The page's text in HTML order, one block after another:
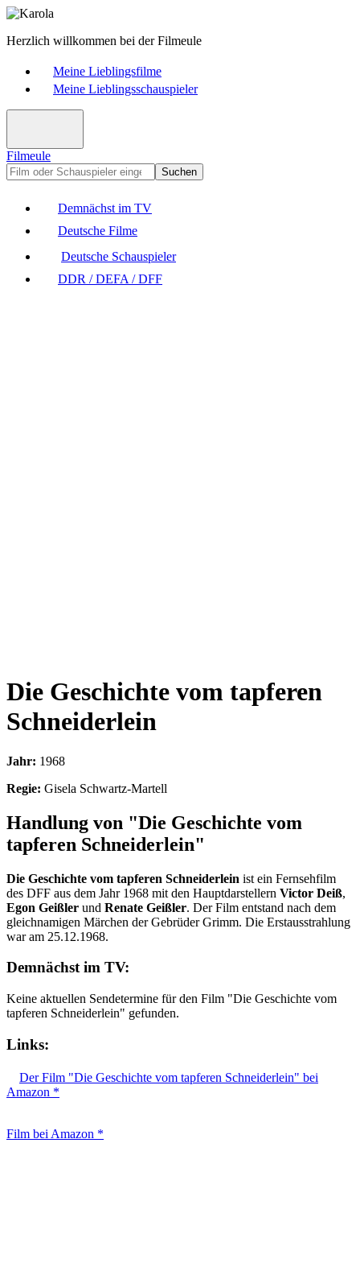
Herzlich willkommen bei der Filmeule
Meine Lieblingsfilme
Meine Lieblingsschauspieler
Filmeule
Suchen
Demnächst im TV
Deutsche Filme
Deutsche Schauspieler
DDR / DEFA / DFF
Die Geschichte vom tapferen
Schneiderlein
Jahr: 1968
Regie: Gisela Schwartz-Martell
Handlung von "Die Geschichte vom
tapferen Schneiderlein"
Die Geschichte vom tapferen Schneiderlein ist ein Fernsehfilm
des DFF aus dem Jahr 1968 mit den Hauptdarstellern Victor Deiß,
Egon Geißler und Renate Geißler. Der Film entstand nach dem
gleichnamigen Märchen der Gebrüder Grimm. Die Erstausstrahlung
war am 25.12.1968.
Demnächst im TV:
Keine aktuellen Sendetermine für den Film "Die Geschichte vom
tapferen Schneiderlein" gefunden.
Links:
Der Film "Die Geschichte vom tapferen Schneiderlein" bei
Amazon *
Film bei Amazon *